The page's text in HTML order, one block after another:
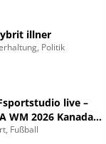
illner
Politik
live –
WM 2026 Kanada –
Vorrunde Gruppe
Fußball